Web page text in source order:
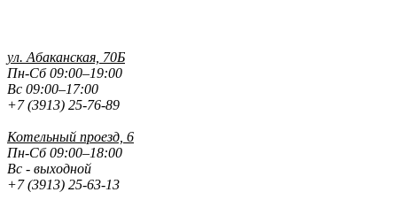
ул. Абаканская, 70Б
Пн-Сб 09:00–19:00
Вс 09:00–17:00
+7 (3913) 25-76-89
Котельный проезд, 6
Пн-Сб 09:00–18:00
Вс - выходной
+7 (3913) 25-63-13